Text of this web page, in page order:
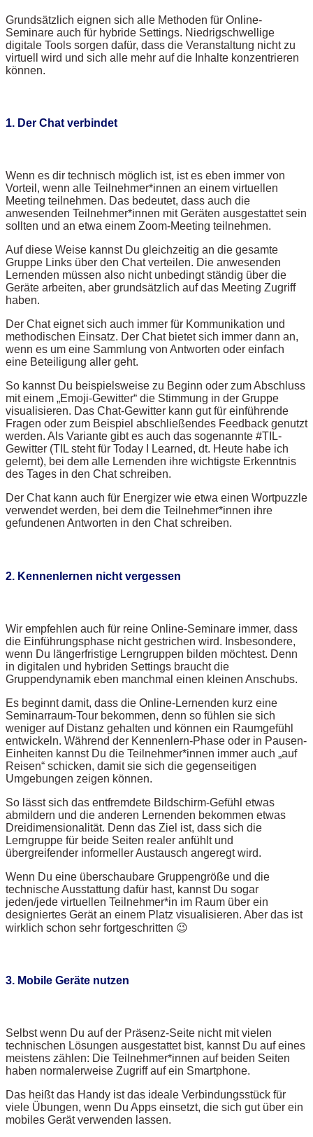
Grundsätzlich eignen sich alle Methoden für Online-
Seminare auch für hybride Settings. Niedrigschwellige
digitale Tools sorgen dafür, dass die Veranstaltung nicht zu
virtuell wird und sich alle mehr auf die Inhalte konzentrieren
können.
1. Der Chat verbindet
Wenn es dir technisch möglich ist, ist es eben immer von
Vorteil, wenn alle Teilnehmer*innen an einem virtuellen
Meeting teilnehmen. Das bedeutet, dass auch die
anwesenden Teilnehmer*innen mit Geräten ausgestattet sein
sollten und an etwa einem Zoom-Meeting teilnehmen.
Auf diese Weise kannst Du gleichzeitig an die gesamte
Gruppe Links über den Chat verteilen. Die anwesenden
Lernenden müssen also nicht unbedingt ständig über die
Geräte arbeiten, aber grundsätzlich auf das Meeting Zugriff
haben.
Der Chat eignet sich auch immer für Kommunikation und
methodischen Einsatz. Der Chat bietet sich immer dann an,
wenn es um eine Sammlung von Antworten oder einfach
eine Beteiligung aller geht.
So kannst Du beispielsweise zu Beginn oder zum Abschluss
mit einem „Emoji-Gewitter“ die Stimmung in der Gruppe
visualisieren. Das Chat-Gewitter kann gut für einführende
Fragen oder zum Beispiel abschließendes Feedback genutzt
werden. Als Variante gibt es auch das sogenannte #TIL-
Gewitter (TIL steht für Today I Learned, dt. Heute habe ich
gelernt), bei dem alle Lernenden ihre wichtigste Erkenntnis
des Tages in den Chat schreiben.
Der Chat kann auch für Energizer wie etwa einen Wortpuzzle
verwendet werden, bei dem die Teilnehmer*innen ihre
gefundenen Antworten in den Chat schreiben.
2. Kennenlernen nicht vergessen
Wir empfehlen auch für reine Online-Seminare immer, dass
die Einführungsphase nicht gestrichen wird. Insbesondere,
wenn Du längerfristige Lerngruppen bilden möchtest. Denn
in digitalen und hybriden Settings braucht die
Gruppendynamik eben manchmal einen kleinen Anschubs.
Es beginnt damit, dass die Online-Lernenden kurz eine
Seminarraum-Tour bekommen, denn so fühlen sie sich
weniger auf Distanz gehalten und können ein Raumgefühl
entwickeln. Während der Kennenlern-Phase oder in Pausen-
Einheiten kannst Du die Teilnehmer*innen immer auch „auf
Reisen“ schicken, damit sie sich die gegenseitigen
Umgebungen zeigen können.
So lässt sich das entfremdete Bildschirm-Gefühl etwas
abmildern und die anderen Lernenden bekommen etwas
Dreidimensionalität. Denn das Ziel ist, dass sich die
Lerngruppe für beide Seiten realer anfühlt und
übergreifender informeller Austausch angeregt wird.
Wenn Du eine überschaubare Gruppengröße und die
technische Ausstattung dafür hast, kannst Du sogar
jeden/jede virtuellen Teilnehmer*in im Raum über ein
designiertes Gerät an einem Platz visualisieren. Aber das ist
wirklich schon sehr fortgeschritten 😉
3. Mobile Geräte nutzen
Selbst wenn Du auf der Präsenz-Seite nicht mit vielen
technischen Lösungen ausgestattet bist, kannst Du auf eines
meistens zählen: Die Teilnehmer*innen auf beiden Seiten
haben normalerweise Zugriff auf ein Smartphone.
Das heißt das Handy ist das ideale Verbindungsstück für
viele Übungen, wenn Du Apps einsetzt, die sich gut über ein
mobiles Gerät verwenden lassen.